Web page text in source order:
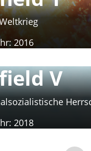
2016
V
2018